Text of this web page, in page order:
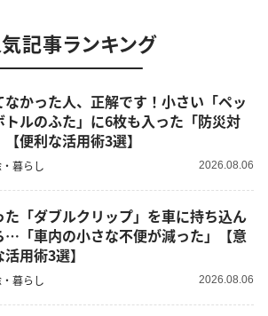
記事ランキング
なかった人、正解です！小さい「ペッ
トルのふた」に6枚も入った「防災対
便利な活用術3選】
暮らし 2026.08.06
た「ダブルクリップ」を車に持ち込ん
…「車内の小さな不便が減った」【意
用術3選】
暮らし 2026.08.06